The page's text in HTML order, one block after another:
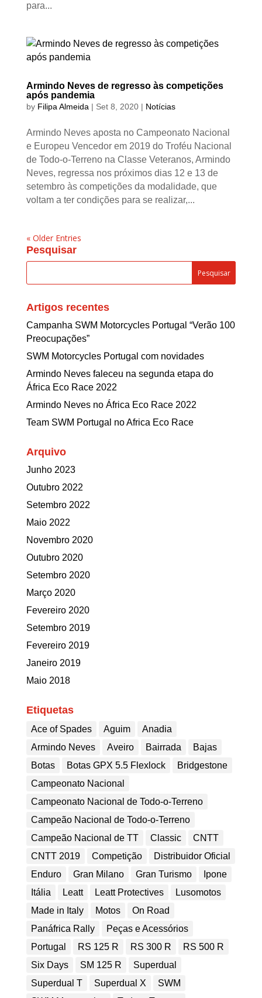
para...
Armindo Neves de regresso às competições
após pandemia
by Filipa Almeida | Set 8, 2020| Notícias
Armindo Neves aposta no Campeonato Nacional
e Europeu Vencedor em 2019 do Troféu Nacional
de Todo-o-Terreno na Classe Veteranos, Armindo
Neves, regressa nos próximos dias 12 e 13 de
setembro às competições da modalidade, que
voltam a ter condições para se realizar,...
« Older Entries
Pesquisar
Artigos recentes
Campanha SWM Motorcycles Portugal “Verão 100
Preocupações”
SWM Motorcycles Portugal com novidades
Armindo Neves faleceu na segunda etapa do
África Eco Race 2022
Armindo Neves no África Eco Race 2022
Team SWM Portugal no Africa Eco Race
Arquivo
Junho 2023
Outubro 2022
Setembro 2022
Maio 2022
Novembro 2020
Outubro 2020
Setembro 2020
Março 2020
Fevereiro 2020
Setembro 2019
Fevereiro 2019
Janeiro 2019
Maio 2018
Etiquetas
Ace of Spades Aguim
Anadia
Armindo Neves
Aveiro Bairrada
Bajas
Botas
Botas GPX 5.5 Flexlock
Bridgestone
Campeonato Nacional
Campeonato Nacional de Todo-o-Terreno
Campeão Nacional de Todo-o-Terreno
Campeão Nacional de TT
Classic
CNTT
CNTT 2019
Competição
Distribuidor Oficial
Enduro
Gran Milano Gran Turismo
Ipone
Itália
Leatt Leatt Protectives
Lusomotos
Made in Italy
Motos
On Road
Panáfrica Rally
Peças e Acessórios
Portugal
RS 125 R RS 300 R
RS 500 R
Six Days
SM 125 R
Superdual
Superdual T
Superdual X
SWM